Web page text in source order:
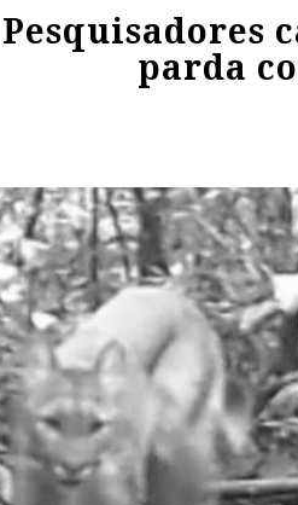
Pesquisadores
parda